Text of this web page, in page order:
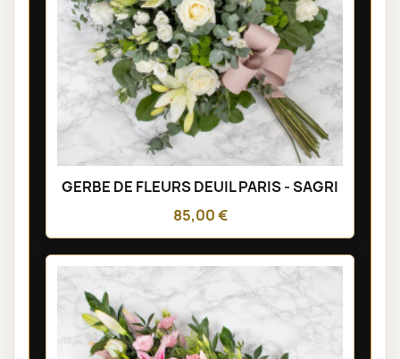
GERBE DE FLEURS DEUIL PARIS - SAGRI
85,00 €